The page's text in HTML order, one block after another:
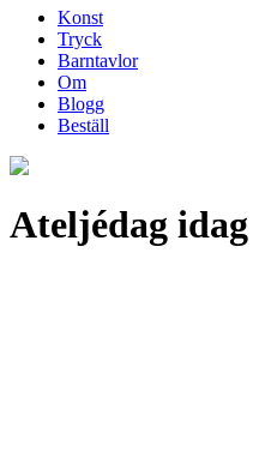
Konst
Tryck
Barntavlor
Om
Blogg
Beställ
Ateljédag idag